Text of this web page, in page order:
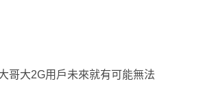
哥大2G用戶未來就有可能無法